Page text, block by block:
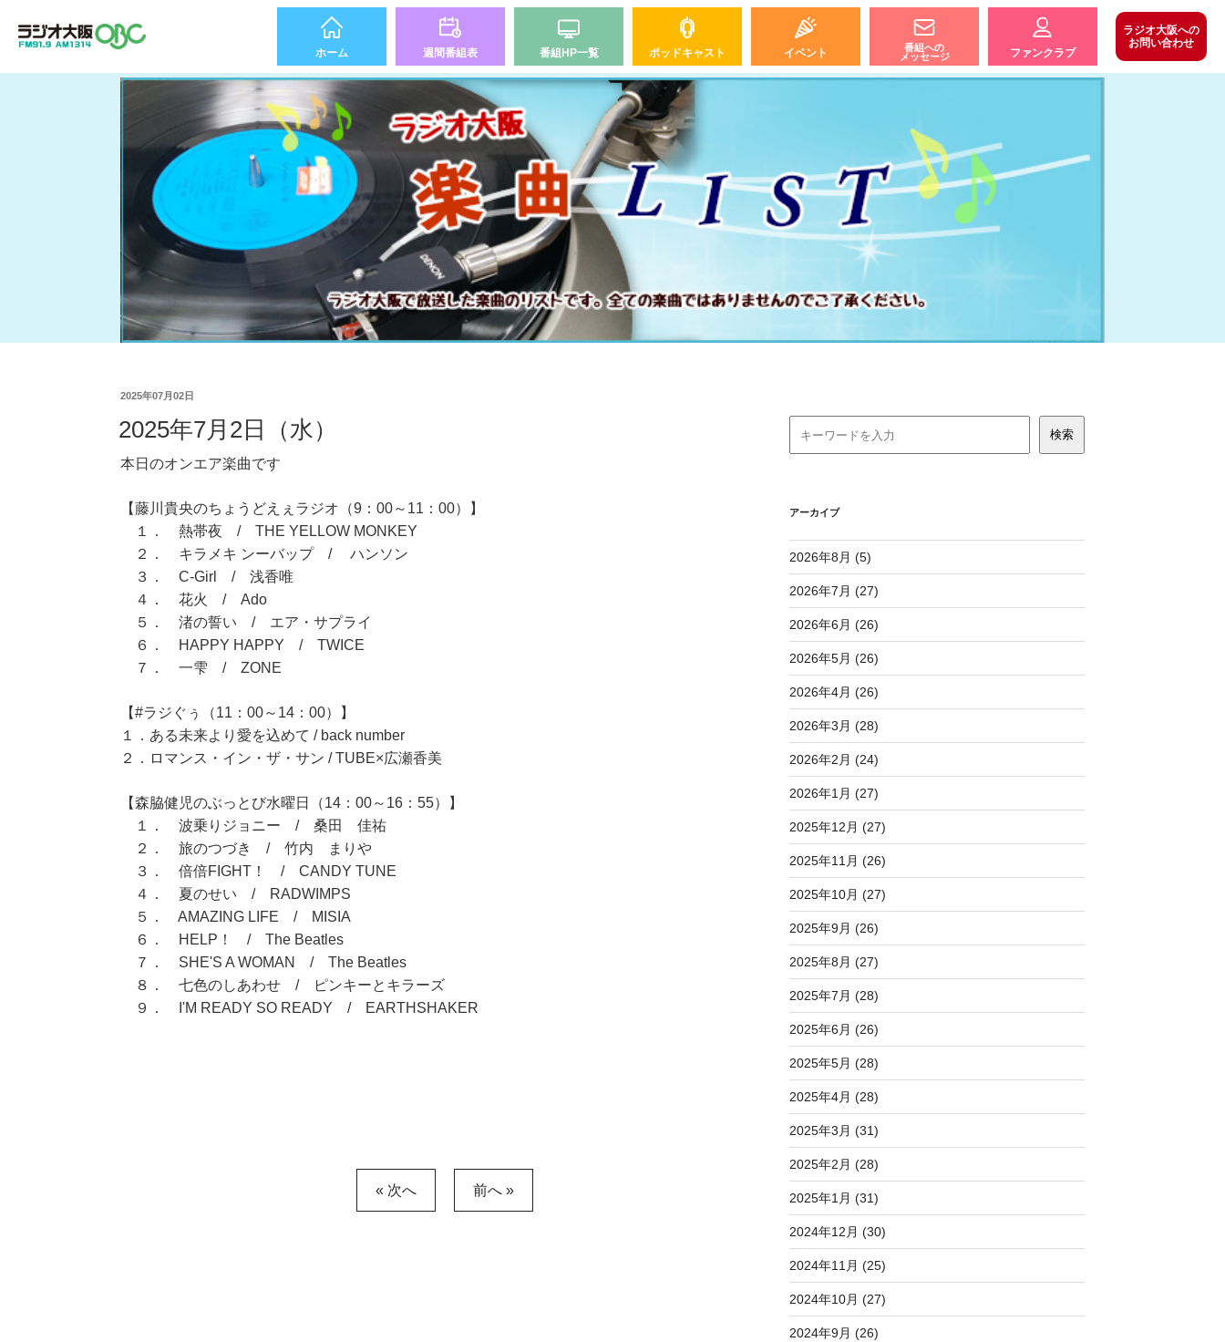
ホーム 週間番組表 番組HP一覧 ポッドキャスト イベント
番組への
メッセージ
ファンクラブ
ラジオ大阪への
お問い合わせ
2025年07月02日
2025年7月2日（水）
本日のオンエア楽曲です
【藤川貴央のちょうどえぇラジオ（9：00～11：00）】
１． 熱帯夜 / THE YELLOW MONKEY
２． キラメキ ンーバップ / ハンソン
３． C-Girl / 浅香唯
４． 花火 / Ado
５． 渚の誓い / エア・サプライ
６． HAPPY HAPPY / TWICE
７． 一雫 / ZONE
【#ラジぐぅ（11：00～14：00）】
１．ある未来より愛を込めて / back number
２．ロマンス・イン・ザ・サン / TUBE×広瀬香美
【森脇健児のぶっとび水曜日（14：00～16：55）】
１． 波乗りジョニー / 桑田 佳祐
２． 旅のつづき / 竹内 まりや
３． 倍倍FIGHT！ / CANDY TUNE
４． 夏のせい / RADWIMPS
５． AMAZING LIFE / MISIA
６． HELP！ / The Beatles
７． SHE'S A WOMAN / The Beatles
８． 七色のしあわせ / ピンキーとキラーズ
９． I'M READY SO READY / EARTHSHAKER
« 次へ 前へ »
アーカイブ
2026年8月 (5)
2026年7月 (27)
2026年6月 (26)
2026年5月 (26)
2026年4月 (26)
2026年3月 (28)
2026年2月 (24)
2026年1月 (27)
2025年12月 (27)
2025年11月 (26)
2025年10月 (27)
2025年9月 (26)
2025年8月 (27)
2025年7月 (28)
2025年6月 (26)
2025年5月 (28)
2025年4月 (28)
2025年3月 (31)
2025年2月 (28)
2025年1月 (31)
2024年12月 (30)
2024年11月 (25)
2024年10月 (27)
2024年9月 (26)